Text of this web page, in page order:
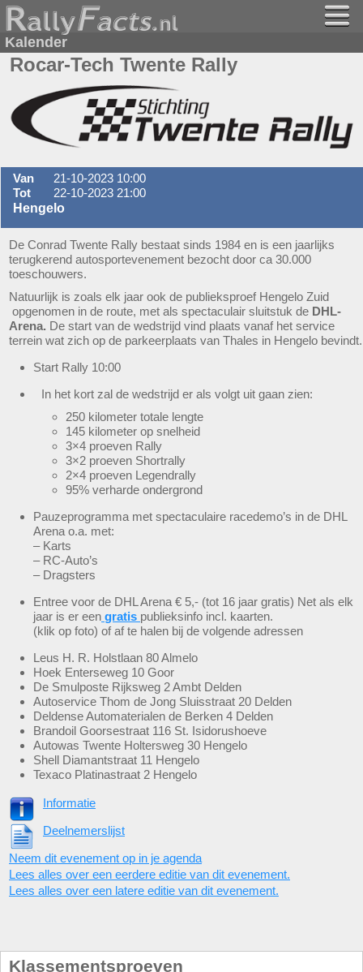
Kalender
Rocar-Tech Twente Rally
Van
21-10-2023 10:00
Tot
22-10-2023 21:00
Hengelo
De Conrad Twente Rally bestaat sinds 1984 en is een jaarlijks
terugkerend autosportevenement bezocht door ca 30.000
toeschouwers.
Natuurlijk is zoals elk jaar ook de publieksproef Hengelo Zuid
opgenomen in de route, met als spectaculair sluitstuk de DHL-
Arena. De start van de wedstrijd vind plaats vanaf het service
terrein wat zich op de parkeerplaats van Thales in Hengelo bevindt.
Start Rally 10:00
In het kort zal de wedstrijd er als volgt uit gaan zien:
250 kilometer totale lengte
145 kilometer op snelheid
3×4 proeven Rally
3×2 proeven Shortrally
2×4 proeven Legendrally
95% verharde ondergrond
Pauzeprogramma met spectaculaire racedemo’s in de DHL
Arena o.a. met:
– Karts
– RC-Auto’s
– Dragsters
Entree voor de DHL Arena € 5,- (tot 16 jaar gratis) Net als elk
jaar is er een gratis publieksinfo incl. kaarten.
(klik op foto) of af te halen bij de volgende adressen
Leus H. R. Holstlaan 80 Almelo
Hoek Enterseweg 10 Goor
De Smulposte Rijksweg 2 Ambt Delden
Autoservice Thom de Jong Sluisstraat 20 Delden
Deldense Automaterialen de Berken 4 Delden
Brandoil Goorsestraat 116 St. Isidorushoeve
Autowas Twente Holtersweg 30 Hengelo
Shell Diamantstraat 11 Hengelo
Texaco Platinastraat 2 Hengelo
Informatie
Deelnemerslijst
Neem dit evenement op in je agenda
Lees alles over een eerdere editie van dit evenement.
Lees alles over een latere editie van dit evenement.
Klassementsproeven